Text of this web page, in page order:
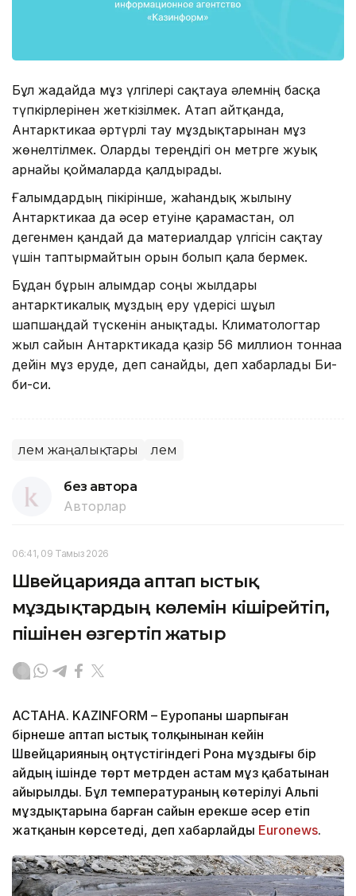
Бұл жағдайда мұз үлгілері сақтауға әлемнің басқа
түпкірлерінен жеткізілмек. Атап айтқанда,
Антарктикаға әртүрлі тау мұздықтарынан мұз
жөнелтілмек. Оларды тереңдігі он метрге жуық
арнайы қоймаларда қалдырады.
Ғалымдардың пікірінше, жаһандық жылыну
Антарктикаға да әсер етуіне қарамастан, ол
дегенмен қандай да материалдар үлгісін сақтау
үшін таптырмайтын орын болып қала бермек.
Бұдан бұрын ғалымдар соңғы жылдары
антарктикалық мұздың еру үдерісі шұғыл
шапшаңдай түскенін анықтады. Климатологтар
жыл сайын Антарктикада қазір 56 миллион тоннаға
дейін мұз еруде, деп санайды, деп хабарлады Би-
би-си.
Әлем жаңалықтары Әлем
без автора
Авторлар
06:41, 09 Тамыз 2026
Швейцарияда аптап ыстық
мұздықтардың көлемін кішірейтіп,
пішінен өзгертіп жатыр
АСТАНА. KAZINFORM – Еуропаны шарпыған
бірнеше аптап ыстық толқынынан кейін
Швейцарияның оңтүстігіндегі Рона мұздығы бір
айдың ішінде төрт метрден астам мұз қабатынан
айырылды. Бұл температураның көтерілуі Альпі
мұздықтарына барған сайын ерекше әсер етіп
жатқанын көрсетеді, деп хабарлайды Еuronews.